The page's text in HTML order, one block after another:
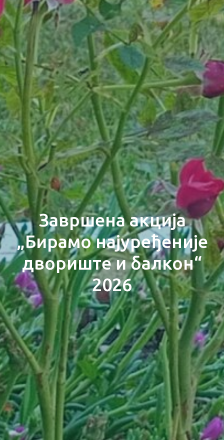
Завршена акција
„Бирамо најуређеније
двориште и балкон“
2026